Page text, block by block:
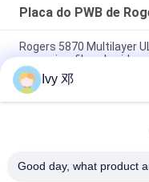
Placa do PWB de
Rogers 5870 Multilayer
com microfibra de vidro
RT/duroid 5880 PCB de
31mil
RF PCB de 2 camadas
Ivy 邓
Good day, what product